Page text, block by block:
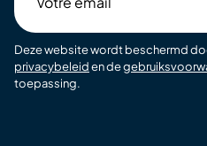
email
Deze website wordt beschermd
privacybeleiden de
toepassing.